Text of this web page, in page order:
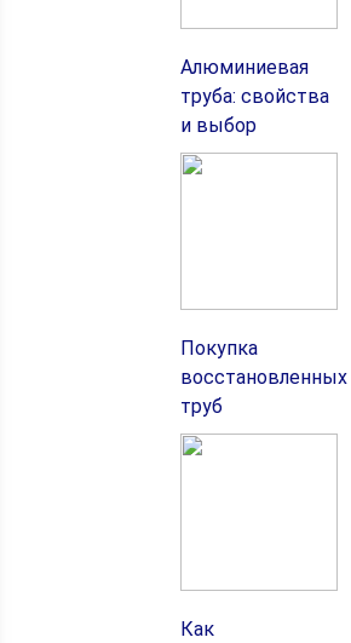
Алюминиевая
труба: свойства
и выбор
Покупка
восстановленных
труб
Как